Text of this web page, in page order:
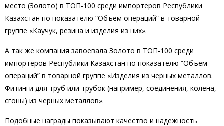
место (Золото) в ТОП-100 среди импортеров Республики
Казахстан по показателю “Объем операций” в товарной
группе «Каучук, резина и изделия из них».
А так же компания завоевала Золото в ТОП-100 среди
импортеров Республики Казахстан по показателю “Объем
операций” в товарной группе «Изделия из черных металлов.
Фитинги для труб или трубок (например, соединения, колена,
сгоны) из черных металлов».
Подобные награды показывают качество и надежность